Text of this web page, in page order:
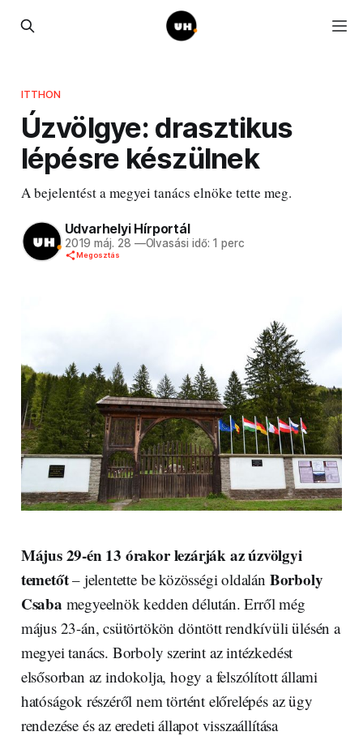
ITTHON
Úzvölgye: drasztikus
lépésre készülnek
A bejelentést a megyei tanács elnöke tette meg.
Udvarhelyi Hírportál
2019 máj. 28 —Olvasási idő: 1 perc
Megosztás
Május 29-én 13 órakor lezárják az úzvölgyi
temetőt– jelentette be közösségi oldalán Borboly
Csaba megyeelnök kedden délután. Erről még
május 23-án, csütörtökön döntött rendkívüli ülésén a
megyei tanács. Borboly szerint az intézkedést
elsősorban az indokolja, hogy a felszólított állami
hatóságok részéről nem történt előrelépés az ügy
rendezése és az eredeti állapot visszaállítása